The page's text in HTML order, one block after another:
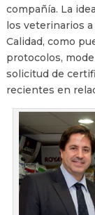
compañía. La
los veterinarios
Calidad, como
protocolos,
solicitud de
recientes en